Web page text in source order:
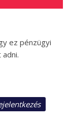
ez pénzügyi